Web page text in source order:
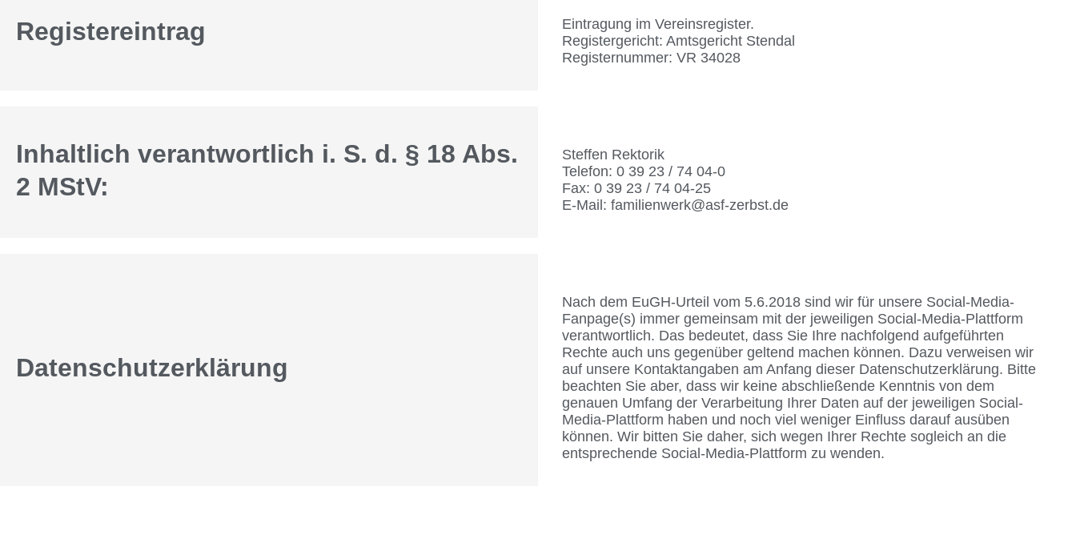
Registereintrag
Eintragung im Vereinsregister.
Registergericht: Amtsgericht Stendal
Registernummer: VR 34028
Inhaltlich verantwortlich i. S. d. § 18 Abs.
2 MStV:
Steffen Rektorik
Telefon: 0 39 23 / 74 04-0
Fax: 0 39 23 / 74 04-25
E-Mail: familienwerk@asf-zerbst.de
Datenschutzerklärung
Nach dem EuGH-Urteil vom 5.6.2018 sind wir für unsere Social-Media-
Fanpage(s) immer gemeinsam mit der jeweiligen Social-Media-Plattform
verantwortlich. Das bedeutet, dass Sie Ihre nachfolgend aufgeführten
Rechte auch uns gegenüber geltend machen können. Dazu verweisen wir
auf unsere Kontaktangaben am Anfang dieser Datenschutzerklärung. Bitte
beachten Sie aber, dass wir keine abschließende Kenntnis von dem
genauen Umfang der Verarbeitung Ihrer Daten auf der jeweiligen Social-
Media-Plattform haben und noch viel weniger Einfluss darauf ausüben
können. Wir bitten Sie daher, sich wegen Ihrer Rechte sogleich an die
entsprechende Social-Media-Plattform zu wenden.